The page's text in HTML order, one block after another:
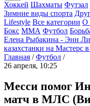
Хоккей Шахматы Футзал
Зимние виды спорта
Lifestyle Все категории О
Бокс ММА Футбол
Елена Рыбакина - Энн
казахстанки на Мастерс
Главная / Футбол /
26 апреля, 10:25
Месси помог
матч в МЛС